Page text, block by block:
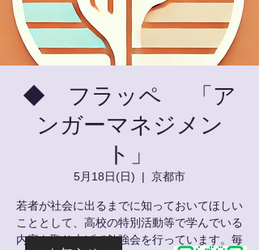
◆ フラッペ 「ア
ンガーマネジメン
ト」
5月18日(日)
  |
京都市
若者が社会に出るまでに知っておいてほしい
こととして、高校の特別活動等で学んでいる
内容を取り上げて勉強会を行っています。毎